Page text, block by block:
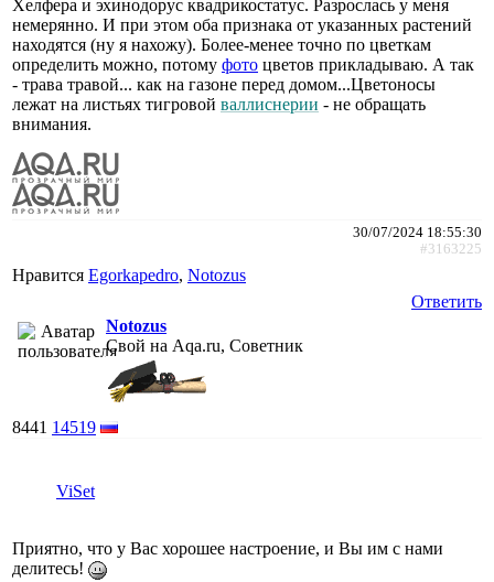
Хелфера и эхинодорус квадрикостатус. Разрослась у меня
немерянно. И при этом оба признака от указанных растений
находятся (ну я нахожу). Более-менее точно по цветкам
определить можно, потому фото цветов прикладываю. А так
- трава травой... как на газоне перед домом...Цветоносы
лежат на листьях тигровой валлиснерии - не обращать
внимания.
30/07/2024 18:55:30
#3163225
Нравится Egorkapedro, Notozus
Ответить
Notozus
Свой на Aqa.ru, Советник
8441 14519
ViSet
Приятно, что у Вас хорошее настроение, и Вы им с нами
делитесь!